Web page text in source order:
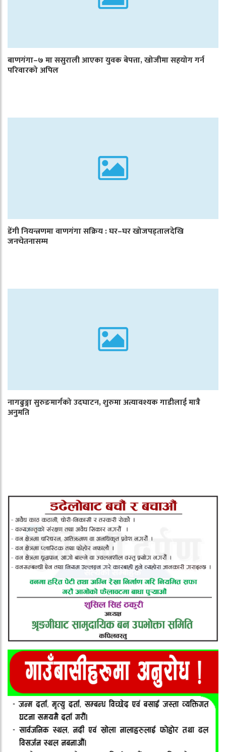
बाणगंगा–७ मा ससुराली आएका युवक बेपत्ता, खोजीमा सहयोग गर्न
परिवारको अपिल
डेंगी नियन्त्रणमा वाणगंगा सक्रिय : घर–घर खोजपड्तालदेखि
जनचेतनासम्म
नागढुङ्गा सुरुङमार्गको उदघाटन, शुरुमा अत्यावश्यक गाडीलाई मात्रै
अनुमति